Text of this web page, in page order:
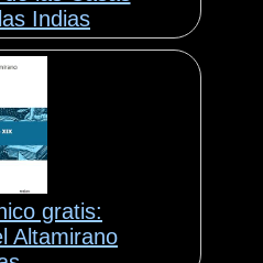
Indias
gratis:
Altamirano